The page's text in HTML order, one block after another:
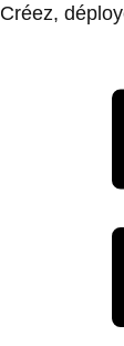
Créez,